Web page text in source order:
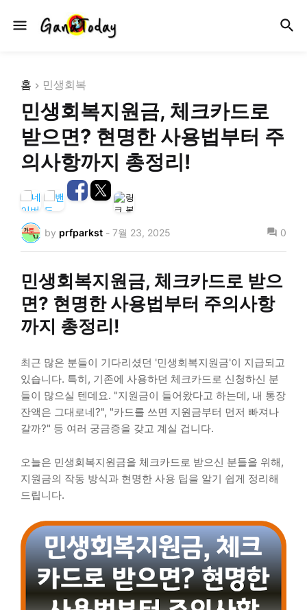
홈 민생회복
민생회복지원금, 체크카드로
받으면? 현명한 사용법부터 주
의사항까지 총정리!
by prfparkst - 7월 23, 2025 0
민생회복지원금, 체크카드로 받으
면? 현명한 사용법부터 주의사항
까지 총정리!
최근 많은 분들이 기다리셨던 '민생회복지원금'이 지급되고
있습니다. 특히, 기존에 사용하던 체크카드로 신청하신 분
들이 많으실 텐데요. "지원금이 들어왔다고 하는데, 내 통장
잔액은 그대로네?", "카드를 쓰면 지원금부터 먼저 빠져나
갈까?" 등 여러 궁금증을 갖고 계실 겁니다.
오늘은 민생회복지원금을 체크카드로 받으신 분들을 위해,
지원금의 작동 방식과 현명한 사용 팁을 알기 쉽게 정리해
드립니다.